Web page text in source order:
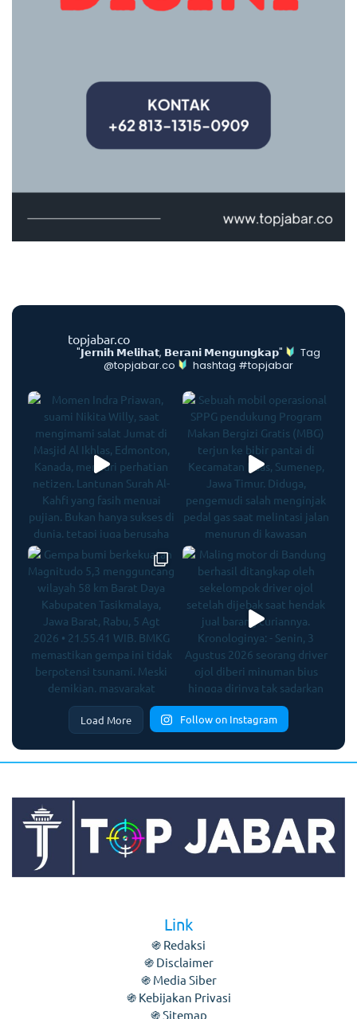
topjabar.co
"𝗝𝗲𝗿𝗻𝗶𝗵 𝗠𝗲𝗹𝗶𝗵𝗮𝘁, 𝗕𝗲𝗿𝗮𝗻𝗶 𝗠𝗲𝗻𝗴𝘂𝗻𝗴𝗸𝗮𝗽"
Tag
@topjabar.co
hashtag #topjabar
Load More Follow on Instagram
Link
֍ Redaksi
֍ Disclaimer
֍ Media Siber
֍ Kebijakan Privasi
֍ Sitemap